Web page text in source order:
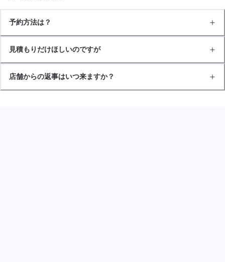
予約方法は？
見積もりだけほしいのですが
店舗からの返事はいつ来ますか？